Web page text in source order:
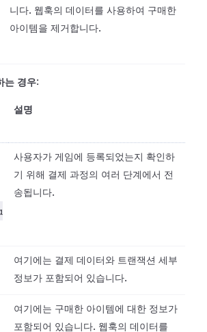
니다. 웹훅의 데이터를 사용하여 구매한
아이템을 제거합니다.
는 경우:
설명
사용자가 게임에 등록되었는지 확인하
기 위해 결제 과정의 여러 단계에서 전
송됩니다.
여기에는 결제 데이터와 트랜잭션 세부
정보가 포함되어 있습니다.
여기에는 구매한 아이템에 대한 정보가
포함되어 있습니다. 웹훅의 데이터를